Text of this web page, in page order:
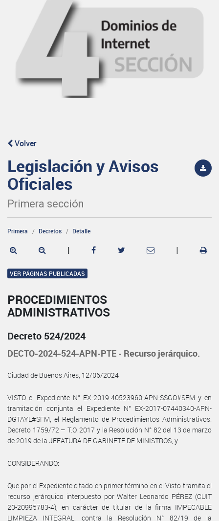
Volver
Legislación y Avisos
Oficiales
Primera sección
Primera Decretos Detalle
| |
VER PÁGINAS PUBLICADAS
PROCEDIMIENTOS
ADMINISTRATIVOS
Decreto 524/2024
DECTO-2024-524-APN-PTE - Recurso jerárquico.
Ciudad de Buenos Aires, 12/06/2024
VISTO el Expediente N° EX-2019-40523960-APN-SSGO#SFM y en
tramitación conjunta el Expediente N° EX-2017-07440340-APN-
DGTAYL#SFM, el Reglamento de Procedimientos Administrativos.
Decreto 1759/72 – T.O. 2017 y la Resolución N° 82 del 13 de marzo
de 2019 de la JEFATURA DE GABINETE DE MINISTROS, y
CONSIDERANDO:
Que por el Expediente citado en primer término en el Visto tramita el
recurso jerárquico interpuesto por Walter Leonardo PÉREZ (CUIT
20-20995783-4), en carácter de titular de la firma IMPECABLE
LIMPIEZA INTEGRAL, contra la Resolución N° 82/19 de la